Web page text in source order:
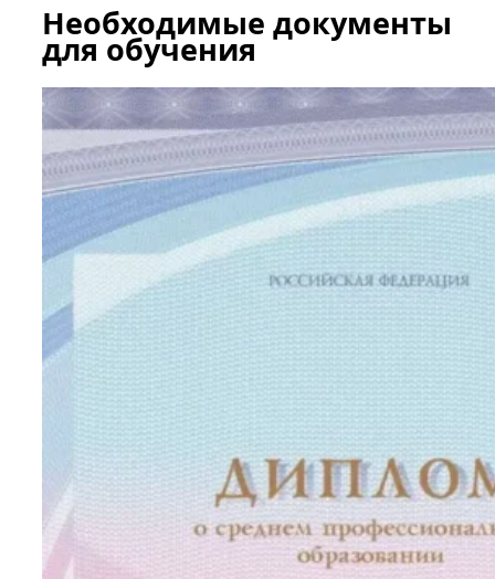
Необходимые документы
для обучения